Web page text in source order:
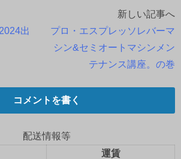
出
新しい記事へ
プロ・エスプレッソレバーマ
シン&セミオートマシンメン
テナンス講座。の巻
コメントを書く
配送情報等
運賃